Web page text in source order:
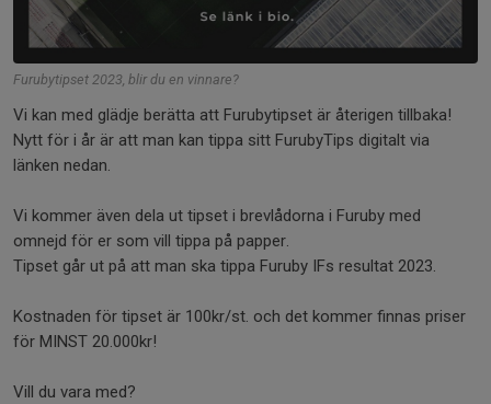
Furubytipset 2023, blir du en vinnare?
Vi kan med glädje berätta att Furubytipset är återigen tillbaka!
Nytt för i år är att man kan tippa sitt FurubyTips digitalt via
länken nedan.
Vi kommer även dela ut tipset i brevlådorna i Furuby med
omnejd för er som vill tippa på papper.
Tipset går ut på att man ska tippa Furuby IFs resultat 2023.
Kostnaden för tipset är 100kr/st. och det kommer finnas priser
för MINST 20.000kr!
Vill du vara med?